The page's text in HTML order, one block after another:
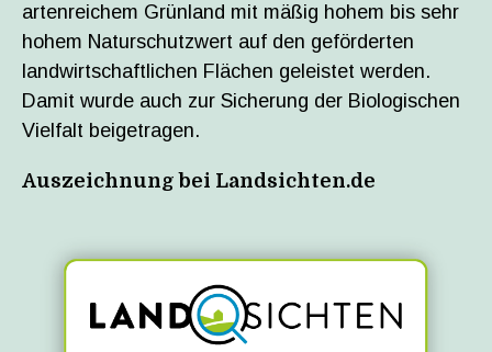
artenreichem Grünland mit mäßig hohem bis sehr
hohem Naturschutzwert auf den geförderten
landwirtschaftlichen Flächen geleistet werden.
Damit wurde auch zur Sicherung der Biologischen
Vielfalt beigetragen.
Auszeichnung bei Landsichten.de